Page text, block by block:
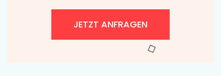
JETZT ANFRAGEN